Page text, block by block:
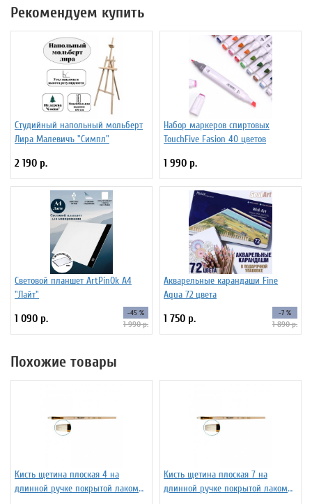
Рекомендуем купить
Студийный напольный мольберт
Лира Малевичъ "Симпл"
2 190 р.
Набор маркеров спиртовых
TouchFive Fasion 40 цветов
1 990 р.
Световой планшет ArtPinOk А4
"Лайт"
1 090 р. -45 %
1 990 р.
Акварельные карандаши Fine
Aqua 72 цвета
1 750 р. -7 %
1 890 р.
Похожие товары
Кисть щетина плоская 4 на
длинной ручке покрытой лаком
Кисть щетина плоская 7 на
длинной ручке покрытой лаком